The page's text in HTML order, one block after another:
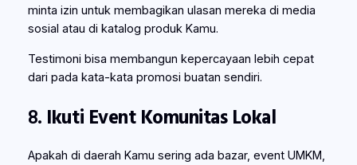
minta izin untuk membagikan ulasan mereka di media
sosial atau di katalog produk Kamu.
Testimoni bisa membangun kepercayaan lebih cepat
dari pada kata-kata promosi buatan sendiri.
8. Ikuti Event Komunitas Lokal
Apakah di daerah Kamu sering ada bazar, event UMKM,